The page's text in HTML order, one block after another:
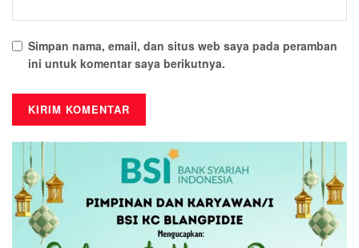
Simpan nama, email, dan situs web saya pada peramban
ini untuk komentar saya berikutnya.